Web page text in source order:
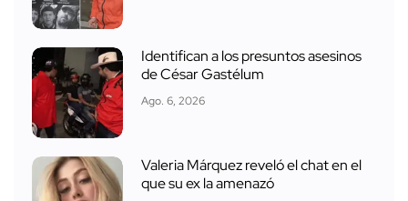
Identifican a los presuntos asesinos
de César Gastélum
Ago. 6, 2026
Valeria Márquez reveló el chat en el
que su ex la amenazó